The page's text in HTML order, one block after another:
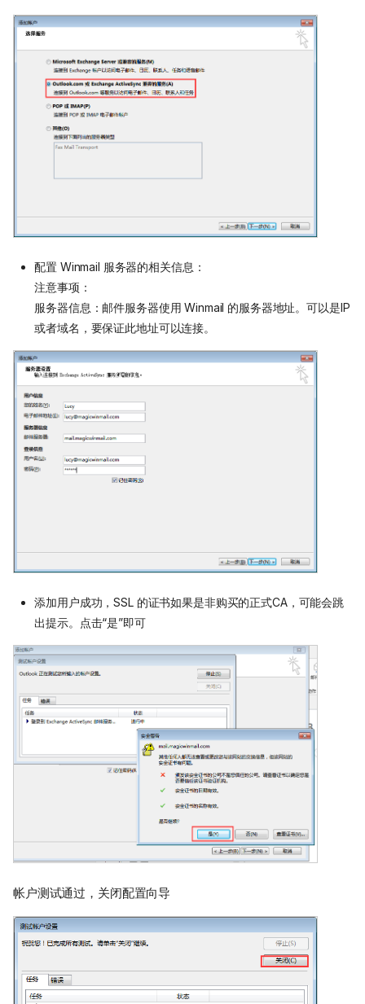
配置 Winmail 服务器的相关信息：
注意事项：
服务器信息：邮件服务器使用 Winmail 的服务器地址。可以是IP
或者域名，要保证此地址可以连接。
添加用户成功，SSL 的证书如果是非购买的正式CA，可能会跳
出提示。点击“是”即可
帐户测试通过，关闭配置向导